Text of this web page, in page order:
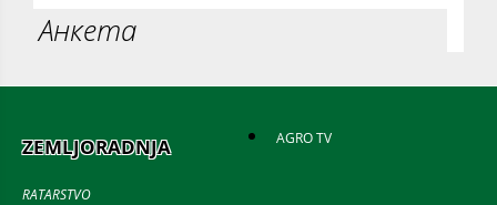
Анкета
ZEMLJORADNJA
RATARSTVO
AGRO TV